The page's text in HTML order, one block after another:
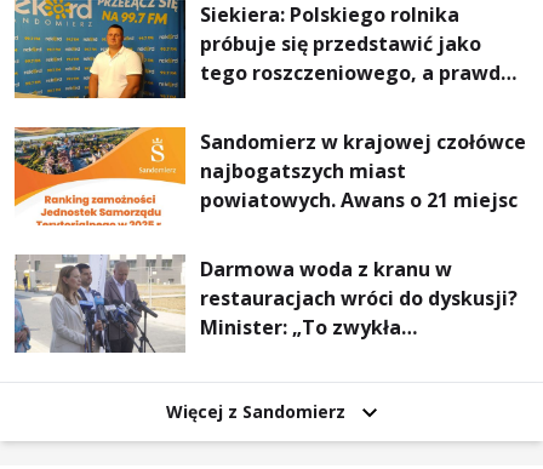
Siekiera: Polskiego rolnika
próbuje się przedstawić jako
tego roszczeniowego, a prawda
Sandomierz w krajowej czołówce
najbogatszych miast
powiatowych. Awans o 21 miejsc
Darmowa woda z kranu w
restauracjach wróci do dyskusji?
Minister: „To zwykła
Więcej z Sandomierz